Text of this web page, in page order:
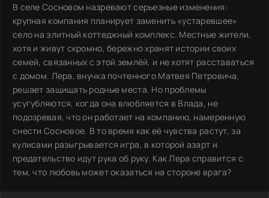
В селе Сосновом назревают серьезные изменения:
крупная компания планирует заменить «устаревшее»
село на элитный коттеджный комплекс. Местные жители,
хотя и живут скромно, бережно хранят истории своих
семей, связанных с этой землёй, и не хотят расставаться
с домом. Лера, внучка почтенного Матвея Петровича,
решает защищать родные места. Но проблемы
усугубляются, когда она влюбляется в Влада, не
подозревая, что он работает на компанию, намеренную
снести Сосновое. В то время как её чувства растут, за
кулисами разыгрывается игра, в которой азарт и
предательство идут рука об руку. Как Лера справится с
тем, что любовь может оказаться на стороне врага?